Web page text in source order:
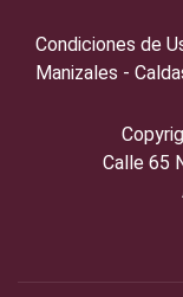
Condiciones de
Manizales -
Calle 65